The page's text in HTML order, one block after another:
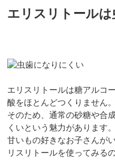
エリスリトール
エリスリトールは糖アルコ
酸をほとんどつくりません。
そのため、通常の砂糖や合
くいという魅力があります。
甘いもの好きなお子さんが
リスリトールを使ってみる
※他のクーポ
クーポンの